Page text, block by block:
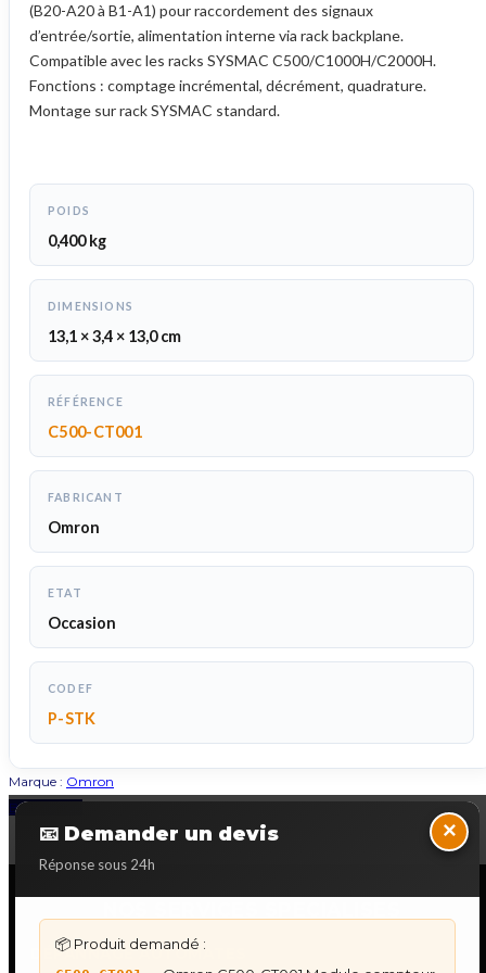
(B20-A20 à B1-A1) pour raccordement des signaux
d’entrée/sortie, alimentation interne via rack backplane.
Compatible avec les racks SYSMAC C500/C1000H/C2000H.
Fonctions : comptage incrémental, décrément, quadrature.
Montage sur rack SYSMAC standard.
POIDS
0,400 kg
DIMENSIONS
13,1 × 3,4 × 13,0 cm
RÉFÉRENCE
C500-CT001
FABRICANT
Omron
ETAT
Occasion
CODEF
P-STK
Marque : Omron
📧 Demander un devis
Réponse sous 24h
×
📦 Produit demandé :
Back to Top
DÉPANNAGE AUTOMATES